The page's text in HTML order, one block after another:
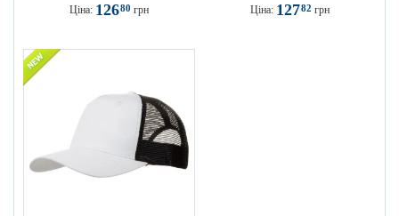
Ціна: 12680 грн Ціна: 12782 грн